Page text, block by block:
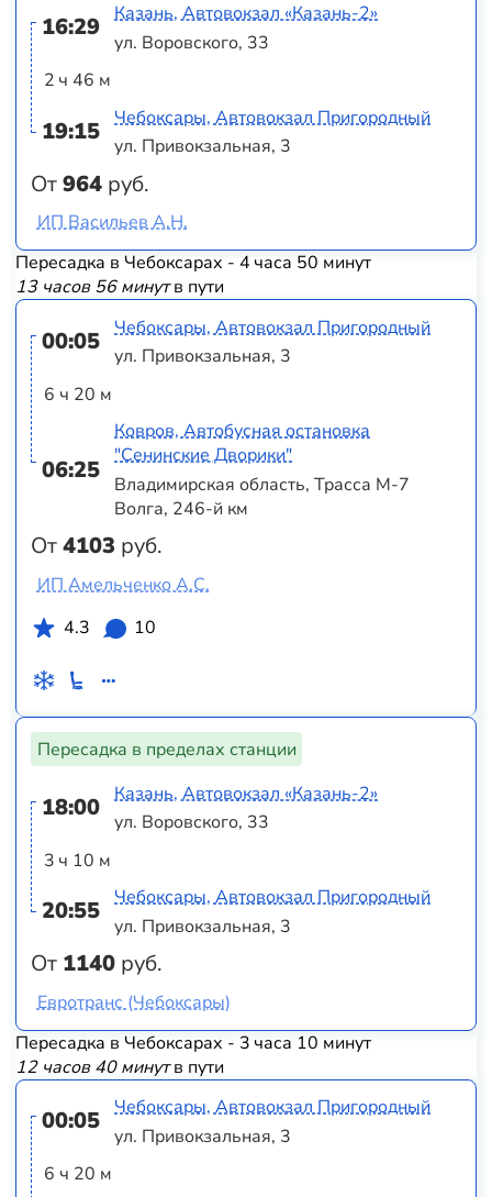
16:29
2 ч 46 м
19:15
От964 руб.
Казань, Автовокзал «‎Казань-2»
ул. Воровского, 33
Чебоксары, Автовокзал Пригородный
ул. Привокзальная, 3
ИП Васильев А.Н.
Пересадка в Чебоксарах - 4 часа 50 минут
13 часов 56 минутв пути
00:05
6 ч 20 м
06:25
От4103 руб.
Чебоксары, Автовокзал Пригородный
ул. Привокзальная, 3
Ковров, Автобусная остановка
"Сенинские Дворики"
Владимирская область, Трасса М-7
Волга, 246-й км
ИП Амельченко А.С.
4.3
10
Пересадка в пределах станции
18:00
3 ч 10 м
20:55
От 1140 руб.
Казань, Автовокзал «‎Казань-2»
ул. Воровского, 33
Чебоксары, Автовокзал Пригородный
ул. Привокзальная, 3
Евротранс (Чебоксары)
Пересадка в Чебоксарах - 3 часа 10 минут
12 часов 40 минутв пути
00:05
6 ч 20 м
Чебоксары, Автовокзал Пригородный
ул. Привокзальная, 3